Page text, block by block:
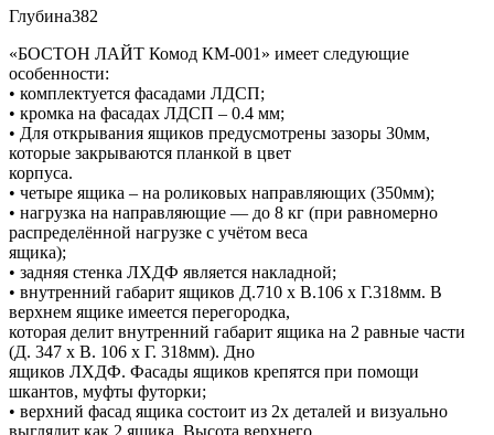
Глубина382
«БОСТОН ЛАЙТ Комод КМ-001» имеет следующие
особенности:
• комплектуется фасадами ЛДСП;
• кромка на фасадах ЛДСП – 0.4 мм;
• Для открывания ящиков предусмотрены зазоры 30мм,
которые закрываются планкой в цвет
корпуса.
• четыре ящика – на роликовых направляющих (350мм);
• нагрузка на направляющие — до 8 кг (при равномерно
распределённой нагрузке с учётом веса
ящика);
• задняя стенка ЛХДФ является накладной;
• внутренний габарит ящиков Д.710 х В.106 х Г.318мм. В
верхнем ящике имеется перегородка,
которая делит внутренний габарит ящика на 2 равные части
(Д. 347 х В. 106 х Г. 318мм). Дно
ящиков ЛХДФ. Фасады ящиков крепятся при помощи
шкантов, муфты футорки;
• верхний фасад ящика состоит из 2х деталей и визуально